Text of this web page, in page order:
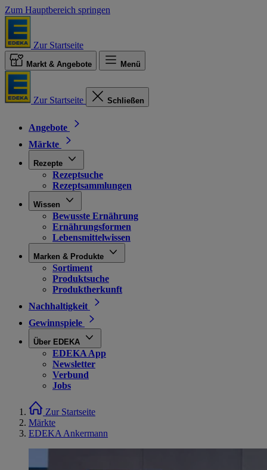
Zum Hauptbereich springen
Zur Startseite
Markt & Angebote Menü
Zur Startseite Schließen
Angebote
Märkte
Rezepte
Rezeptsuche
Rezeptsammlungen
Wissen
Bewusste Ernährung
Ernährungsformen
Lebensmittelwissen
Marken & Produkte
Sortiment
Produktsuche
Produktherkunft
Nachhaltigkeit
Gewinnspiele
Über EDEKA
EDEKA App
Newsletter
Verbund
Jobs
Zur Startseite
Märkte
EDEKA Ankermann